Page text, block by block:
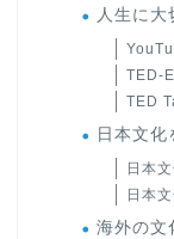
人生に
TED-
TED
日本文化
日本
日本
海外の文